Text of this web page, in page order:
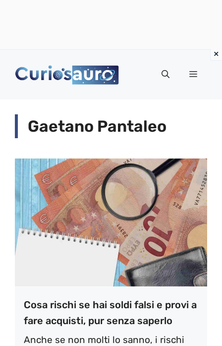
Menu
Gaetano Pantaleo
Cosa rischi se hai soldi falsi e provi a
fare acquisti, pur senza saperlo
Anche se non molti lo sanno, i rischi